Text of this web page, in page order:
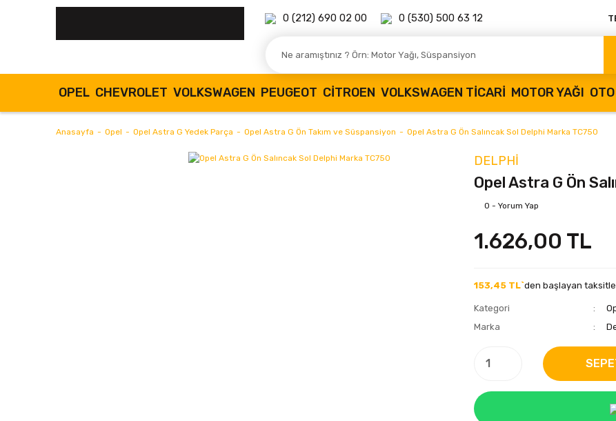
0 (212) 690 02 00 0 (530) 500 63 12
OPEL CHEVROLET VOLKSWAGEN PEUGEOT CITROEN VOLKSWAGEN TICARI MOTOR YAĞI
Anasayfa Opel Opel Astra G Yedek Parça Opel Astra G Ön Takım ve Süspansiyon Opel Astra G Ön Salıncak Sol Delphi Marka TC750
DELPHI
Opel Astra G Ön
0 - Yorum Yap
1.626,00 TL
153,45 TL`den başlayan
Kategori
Marka